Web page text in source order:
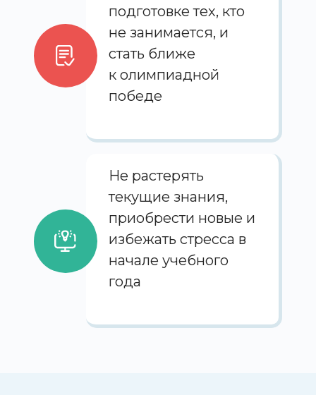
подготовке тех, кто
не занимается, и
стать ближе
к олимпиадной
победе
Не растерять
текущие знания,
приобрести новые и
избежать стресса в
начале учебного
года